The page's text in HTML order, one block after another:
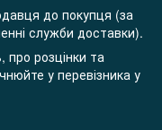
до покупця (за
служби доставки).
про розцінки та
у перевізника у